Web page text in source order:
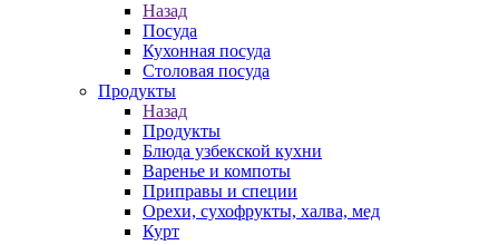
Назад
Посуда
Кухонная посуда
Столовая посуда
Продукты
Назад
Продукты
Блюда узбекской кухни
Варенье и компоты
Приправы и специи
Орехи, сухофрукты, халва, мед
Курт